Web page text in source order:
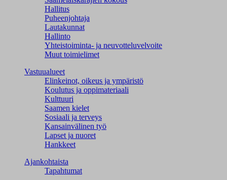
Hallitus
Puheenjohtaja
Lautakunnat
Hallinto
Yhteistoiminta- ja neuvotteluvelvoite
Muut toimielimet
Vastuualueet
Elinkeinot, oikeus ja ympäristö
Koulutus ja oppimateriaali
Kulttuuri
Saamen kielet
Sosiaali ja terveys
Kansainvälinen työ
Lapset ja nuoret
Hankkeet
Ajankohtaista
Tapahtumat